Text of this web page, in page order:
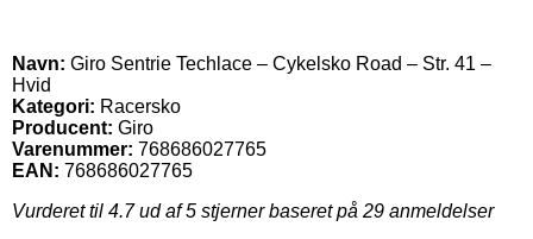
Navn: Giro Sentrie Techlace – Cykelsko Road – Str. 41 –
Hvid
Kategori: Racersko
Producent: Giro
Varenummer: 768686027765
EAN: 768686027765
Vurderet til 4.7ud af 5 stjerner baseret på 29 anmeldelser